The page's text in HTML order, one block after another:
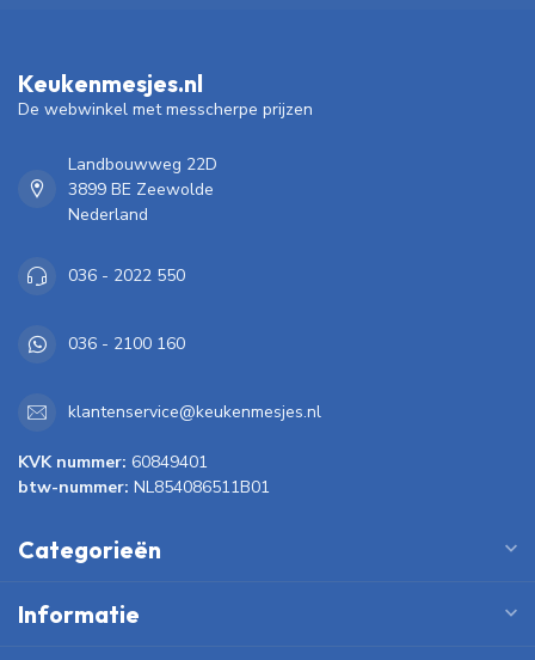
Keukenmesjes.nl
De webwinkel met messcherpe prijzen
Landbouwweg 22D
3899 BE Zeewolde
Nederland
036 - 2022 550
036 - 2100 160
klantenservice@keukenmesjes.nl
KVK nummer: 60849401
btw-nummer: NL854086511B01
Categorieën
Informatie